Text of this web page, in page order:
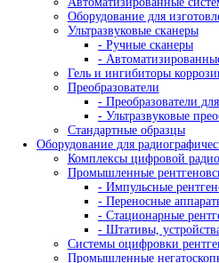
- Копры по
- Маятниковый
- Станки для U,
Копры с падающим
- Копры серии
- Копры серии IM
Оборудование для
Абразивная резка
- Отрезные
- Аксессуары
- Расходные
Прессы для горячей
-
- Аксессуары
- Смолы для
Оборудование для